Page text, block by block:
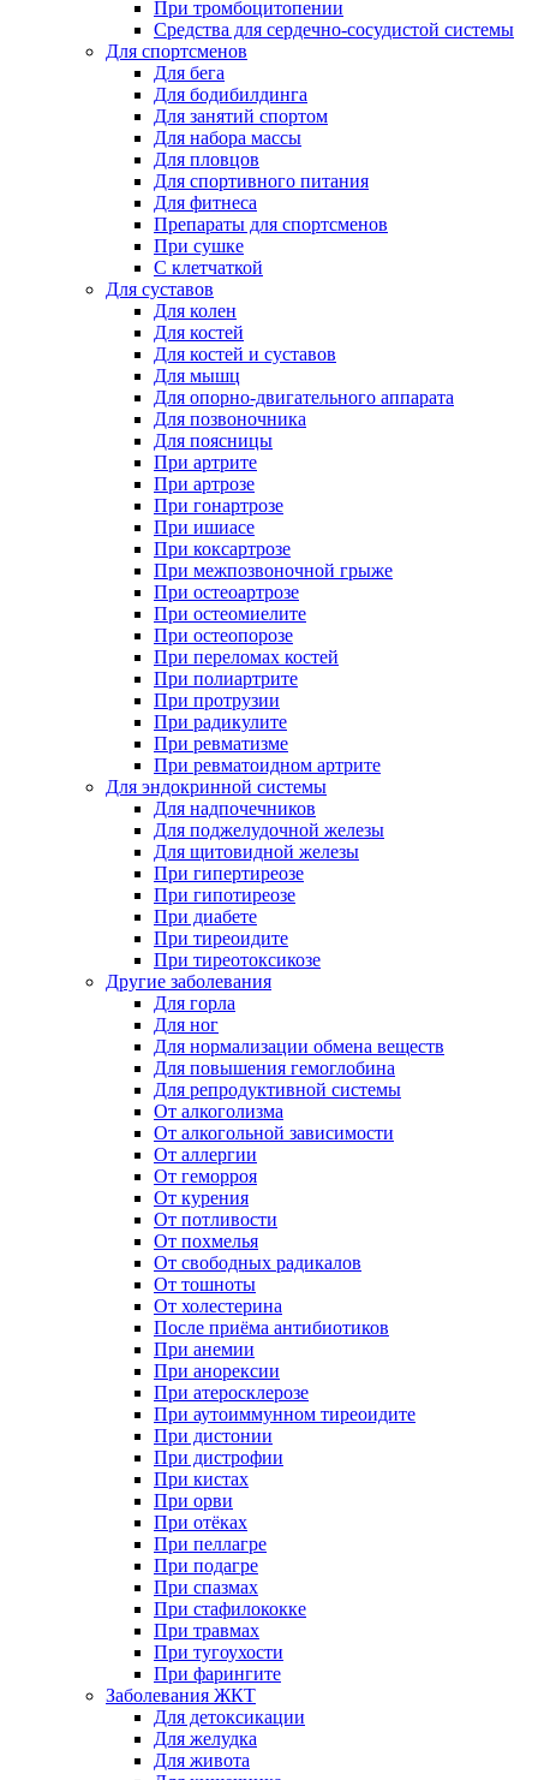
При тромбоцитопении
Средства для сердечно-сосудистой системы
Для спортсменов
Для бега
Для бодибилдинга
Для занятий спортом
Для набора массы
Для пловцов
Для спортивного питания
Для фитнеса
Препараты для спортсменов
При сушке
С клетчаткой
Для суставов
Для колен
Для костей
Для костей и суставов
Для мышц
Для опорно-двигательного аппарата
Для позвоночника
Для поясницы
При артрите
При артрозе
При гонартрозе
При ишиасе
При коксартрозе
При межпозвоночной грыже
При остеоартрозе
При остеомиелите
При остеопорозе
При переломах костей
При полиартрите
При протрузии
При радикулите
При ревматизме
При ревматоидном артрите
Для эндокринной системы
Для надпочечников
Для поджелудочной железы
Для щитовидной железы
При гипертиреозе
При гипотиреозе
При диабете
При тиреоидите
При тиреотоксикозе
Другие заболевания
Для горла
Для ног
Для нормализации обмена веществ
Для повышения гемоглобина
Для репродуктивной системы
От алкоголизма
От алкогольной зависимости
От аллергии
От геморроя
От курения
От потливости
От похмелья
От свободных радикалов
От тошноты
От холестерина
После приёма антибиотиков
При анемии
При анорексии
При атеросклерозе
При аутоиммунном тиреоидите
При дистонии
При дистрофии
При кистах
При орви
При отёках
При пеллагре
При подагре
При спазмах
При стафилококке
При травмах
При тугоухости
При фарингите
Заболевания ЖКТ
Для детоксикации
Для желудка
Для живота